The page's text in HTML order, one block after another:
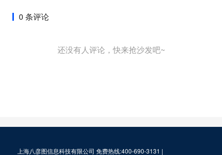
0 条评论
还没有人评论，快来抢沙发吧~
上海八彦图信息科技有限公司 免费热线:400-690-3131 |